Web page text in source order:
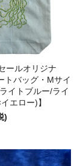
ールオリジナ
トバッグ・Mサイ
イトブルー/ライ
エロー)】
)